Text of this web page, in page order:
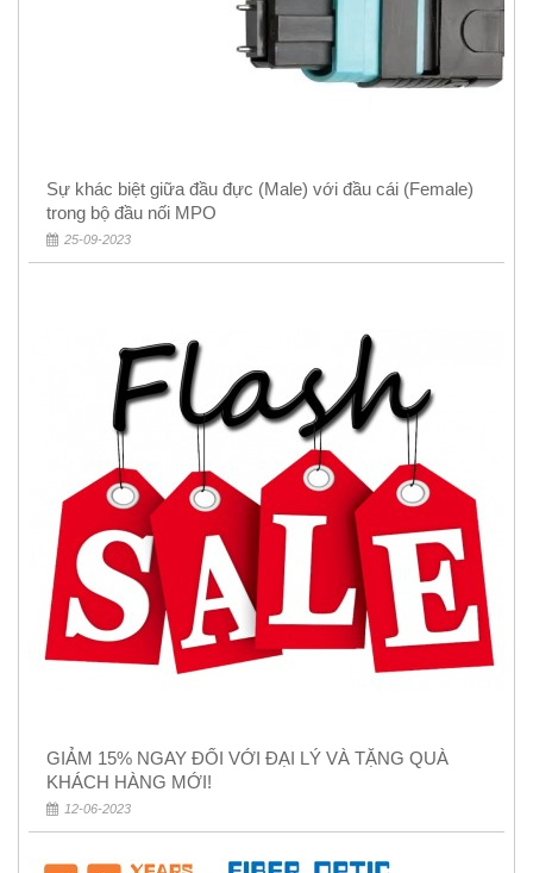
Sự khác biệt giữa đầu đực (Male) với đầu cái (Female)
trong bộ đầu nối MPO
25-09-2023
GIẢM 15% NGAY ĐỐI VỚI ĐẠI LÝ VÀ TẶNG QUÀ
KHÁCH HÀNG MỚI!
12-06-2023